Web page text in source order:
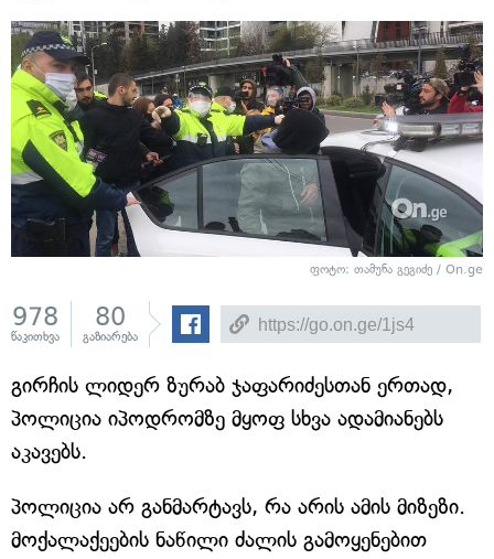
ფოტო: თამუნა გეგიძე / On.ge
978
წაკითხვა
80
გაზიარება
გირჩის ლიდერ ზურაბ ჯაფარიძესთან ერთად,
პოლიცია იპოდრომზე მყოფ სხვა ადამიანებს
აკავებს.
პოლიცია არ განმარტავს, რა არის ამის მიზეზი.
მოქალაქეების ნაწილი ძალის გამოყენებით